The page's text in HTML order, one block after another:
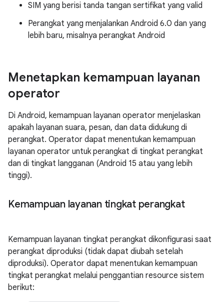
SIM yang berisi tanda tangan sertifikat yang valid
Perangkat yang menjalankan Android 6.0 dan yang
lebih baru, misalnya perangkat Android
Menetapkan kemampuan layanan
operator
Di Android, kemampuan layanan operator menjelaskan
apakah layanan suara, pesan, dan data didukung di
perangkat. Operator dapat menentukan kemampuan
layanan operator untuk perangkat di tingkat perangkat
dan di tingkat langganan (Android 15 atau yang lebih
tinggi).
Kemampuan layanan tingkat perangkat
Kemampuan layanan tingkat perangkat dikonfigurasi saat
perangkat diproduksi (tidak dapat diubah setelah
diproduksi). Operator dapat menentukan kemampuan
tingkat perangkat melalui penggantian resource sistem
berikut: